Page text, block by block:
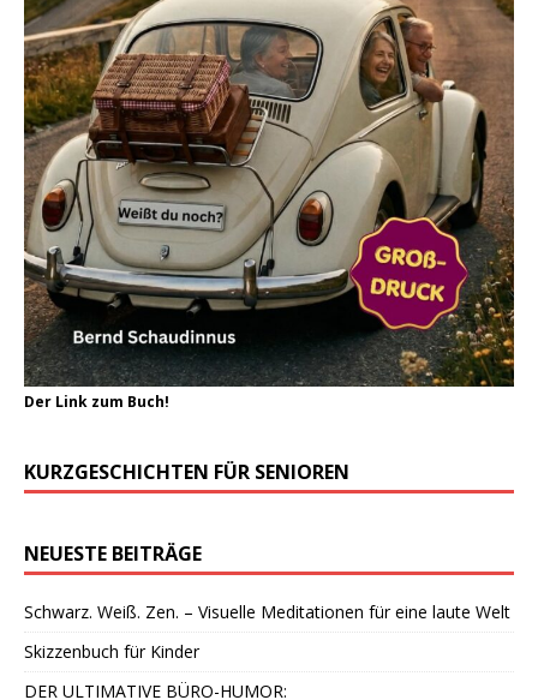
Der Link zum Buch!
KURZGESCHICHTEN FÜR SENIOREN
NEUESTE BEITRÄGE
Schwarz. Weiß. Zen. – Visuelle Meditationen für eine laute Welt
Skizzenbuch für Kinder
DER ULTIMATIVE BÜRO-HUMOR: